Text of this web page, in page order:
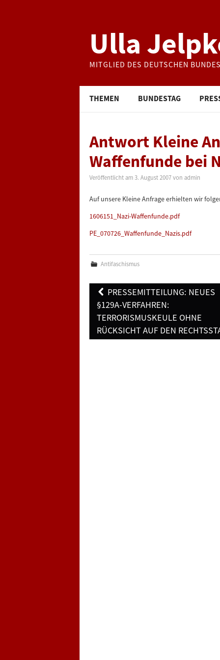
Ulla
MITGLIED DES DEUTSCHEN
THEMEN BUNDESTAG
Antwort Kleine
Waffenfunde bei
Veröffentlicht am 3. August 2007 von admin
Auf unsere Kleine Anfrage erhielten wir
1606151_Nazi-Waffenfunde.pdf
PE_070726_Waffenfunde_Nazis.pdf
Antifaschismus
Post
navigation
PRESSEMITTEILUNG: NEUES
§129A-VERFAHREN:
TERRORISMUSKEULE OHNE
RÜCKSICHT AUF DEN